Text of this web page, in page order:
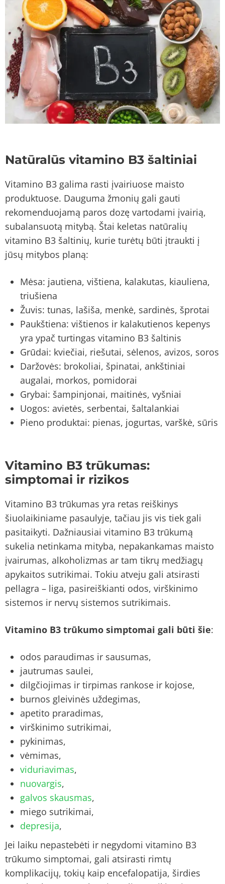
Natūralūs vitamino B3 šaltiniai
Vitamino B3 galima rasti įvairiuose maisto
produktuose. Dauguma žmonių gali gauti
rekomenduojamą paros dozę vartodami įvairią,
subalansuotą mitybą. Štai keletas natūralių
vitamino B3 šaltinių, kurie turėtų būti įtraukti į
jūsų mitybos planą:
Mėsa: jautiena, vištiena, kalakutas, kiauliena,
triušiena
Žuvis: tunas, lašiša, menkė, sardinės, šprotai
Paukštiena: vištienos ir kalakutienos kepenys
yra ypač turtingas vitamino B3 šaltinis
Grūdai: kviečiai, riešutai, sėlenos, avizos, soros
Daržovės: brokoliai, špinatai, ankštiniai
augalai, morkos, pomidorai
Grybai: šampinjonai, maitinės, vyšniai
Uogos: avietės, serbentai, šaltalankiai
Pieno produktai: pienas, jogurtas, varškė, sūris
Vitamino B3 trūkumas:
simptomai ir rizikos
Vitamino B3 trūkumas yra retas reiškinys
šiuolaikiniame pasaulyje, tačiau jis vis tiek gali
pasitaikyti. Dažniausiai vitamino B3 trūkumą
sukelia netinkama mityba, nepakankamas maisto
įvairumas, alkoholizmas ar tam tikrų medžiagų
apykaitos sutrikimai. Tokiu atveju gali atsirasti
pellagra – liga, pasireiškianti odos, virškinimo
sistemos ir nervų sistemos sutrikimais.
Vitamino B3 trūkumo simptomai gali būti šie:
odos paraudimas ir sausumas,
jautrumas saulei,
dilgčiojimas ir tirpimas rankose ir kojose,
burnos gleivinės uždegimas,
apetito praradimas,
virškinimo sutrikimai,
pykinimas,
vėmimas,
viduriavimas,
nuovargis,
galvos skausmas,
miego sutrikimai,
depresija,
Jei laiku nepastebėti ir negydomi vitamino B3
trūkumo simptomai, gali atsirasti rimtų
komplikacijų, tokių kaip encefalopatija, širdies